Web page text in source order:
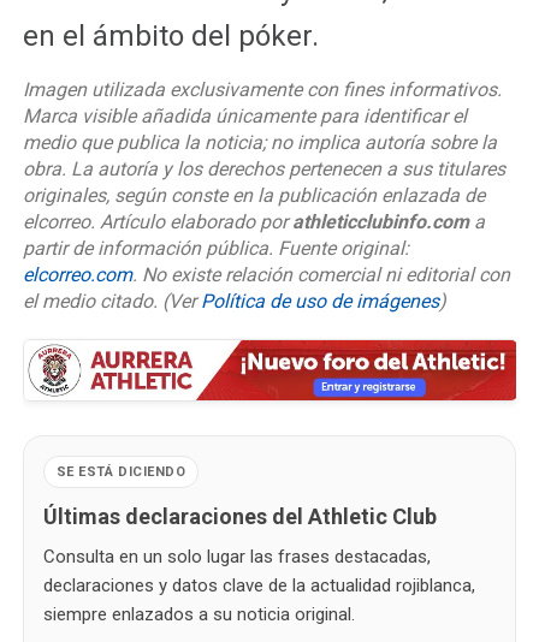
en el ámbito del póker.
Imagen utilizada exclusivamente con fines informativos.
Marca visible añadida únicamente para identificar el
medio que publica la noticia; no implica autoría sobre la
obra. La autoría y los derechos pertenecen a sus titulares
originales, según conste en la publicación enlazada de
elcorreo. Artículo elaborado porathleticclubinfo.coma
partir de información pública. Fuente original:
elcorreo.com. No existe relación comercial ni editorial con
el medio citado. (VerPolítica de uso de imágenes)
SE ESTÁ DICIENDO
Últimas declaraciones del Athletic Club
Consulta en un solo lugar las frases destacadas,
declaraciones y datos clave de la actualidad rojiblanca,
siempre enlazados a su noticia original.